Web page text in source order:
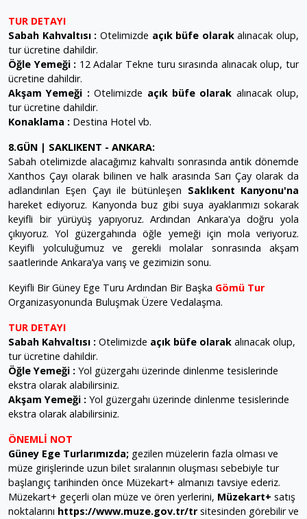
TUR DETAYI
Sabah Kahvaltısı : Otelimizde açık büfe olarakalınacak olup,
tur ücretine dahildir.
Öğle Yemeği : 12 Adalar Tekne turu sırasında alınacak olup, tur
ücretine dahildir.
Akşam Yemeği :Otelimizde açık büfe olarak alınacak olup,
tur ücretine dahildir.
Konaklama : Destina Hotel vb.
8.GÜN | SAKLIKENT - ANKARA:
Sabah otelimizde alacağımız kahvaltı sonrasında antik dönemde
Xanthos Çayı olarak bilinen ve halk arasında Sarı Çay olarak da
adlandırılan Eşen Çayı ile bütünleşen Saklıkent Kanyonu'na
hareket ediyoruz. Kanyonda buz gibi suya ayaklarımızı sokarak
keyifli bir yürüyüş yapıyoruz. Ardından Ankara'ya doğru yola
çıkıyoruz. Yol güzergahında öğle yemeği için mola veriyoruz.
Keyifli yolculuğumuz ve gerekli molalar sonrasında akşam
saatlerinde Ankara’ya varış ve gezimizin sonu.
Keyifli Bir Güney Ege Turu Ardından Bir Başka Gömü Tur
Organizasyonunda Buluşmak Üzere Vedalaşma.
TUR DETAYI
Sabah Kahvaltısı : Otelimizde açık büfe olarak alınacak olup,
tur ücretine dahildir.
Öğle Yemeği : Yol güzergahı üzerinde dinlenme tesislerinde
ekstra olarak alabilirsiniz.
Akşam Yemeği : Yol güzergahı üzerinde dinlenme tesislerinde
ekstra olarak alabilirsiniz.
ÖNEMLİ NOT
Güney Ege Turlarımızda; gezilen müzelerin fazla olması ve
müze girişlerinde uzun bilet sıralarının oluşması sebebiyle tur
başlangıç tarihinden önce Müzekart+ almanızı tavsiye ederiz.
Müzekart+ geçerli olan müze ve ören yerlerini, Müzekart+ satış
noktalarını https://www.muze.gov.tr/trsitesinden görebilir ve